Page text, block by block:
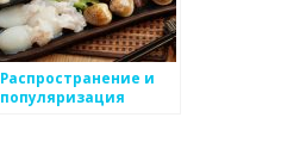
Распространение и
популяризация